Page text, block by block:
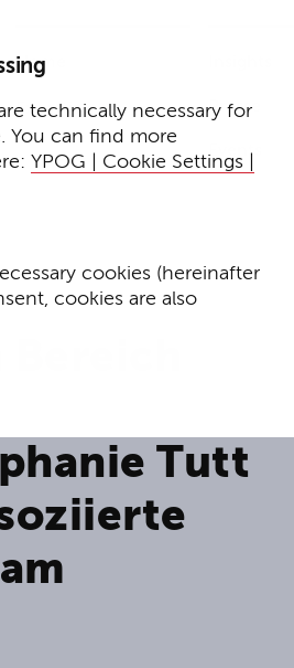
technically necessary for
You can find more
YPOG | Cookie Settings |
cookies (hereinafter
cookies are also
purposes.
only technically necessary"
Home
Expertise Presse
Events
Tutt